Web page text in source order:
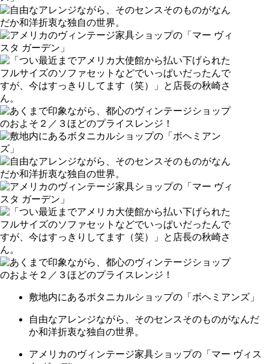
敷地内にあるボタニカルショップの「ボヘミアンズ」
自由なアレンジながら、そのセンスそのものがなんだ
か和洋折衷な独自の世界。
アメリカのヴィンテージ家具ショップの「マー ヴィス